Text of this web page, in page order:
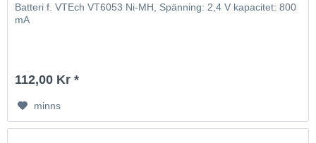
Batteri f. VTEch VT6053 Ni-MH, Spänning: 2,4 V kapacitet: 800
mA
112,00 Kr *
minns